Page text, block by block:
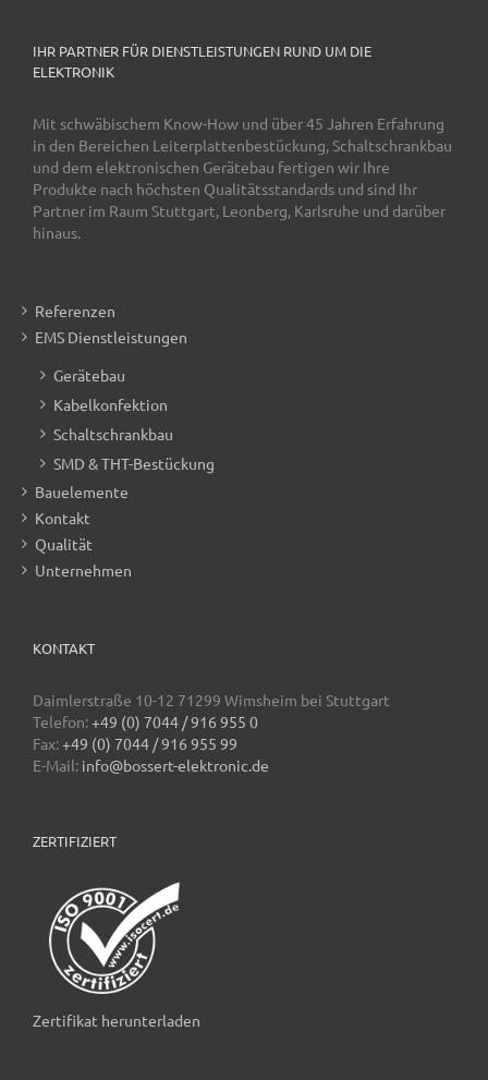
IHR PARTNER FÜR DIENSTLEISTUNGEN RUND UM DIE
ELEKTRONIK
Mit schwäbischem Know-How und über 45 Jahren Erfahrung
in den Bereichen Leiterplattenbestückung, Schaltschrankbau
und dem elektronischen Gerätebau fertigen wir Ihre
Produkte nach höchsten Qualitätsstandards und sind Ihr
Partner im Raum Stuttgart, Leonberg, Karlsruhe und darüber
hinaus.
Referenzen
EMS Dienstleistungen
Gerätebau
Kabelkonfektion
Schaltschrankbau
SMD & THT-Bestückung
Bauelemente
Kontakt
Qualität
Unternehmen
KONTAKT
Daimlerstraße 10-12 71299 Wimsheim bei Stuttgart
Telefon:+49 (0) 7044 / 916 955 0
Fax:+49 (0) 7044 / 916 955 99
E-Mail: info@bossert-elektronic.de
ZERTIFIZIERT
Zertifikat herunterladen